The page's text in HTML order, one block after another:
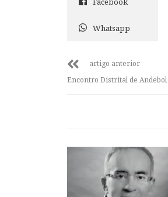
Whatsapp
artigo anterior
Encontro Distrital de